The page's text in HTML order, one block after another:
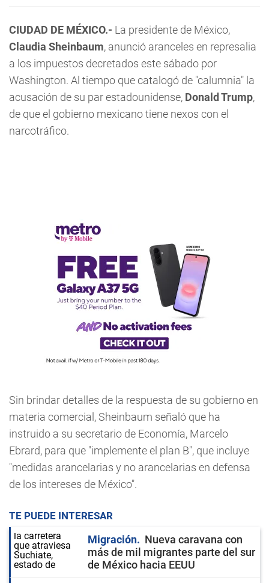
CIUDAD DE MÉXICO.- La presidente de México,
Claudia Sheinbaum, anunció aranceles en represalia
a los impuestos decretados este sábado por
Washington. Al tiempo que catalogó de "calumnia" la
acusación de su par estadounidense, Donald Trump,
de que el gobierno mexicano tiene nexos con el
narcotráfico.
Sin brindar detalles de la respuesta de su gobierno en
materia comercial, Sheinbaum señaló que ha
instruido a su secretario de Economía, Marcelo
Ebrard, para que "implemente el plan B", que incluye
"medidas arancelarias y no arancelarias en defensa
de los intereses de México".
TE PUEDE INTERESAR
Migración
Nueva caravana con
más de mil migrantes parte del sur
de México hacia EEUU